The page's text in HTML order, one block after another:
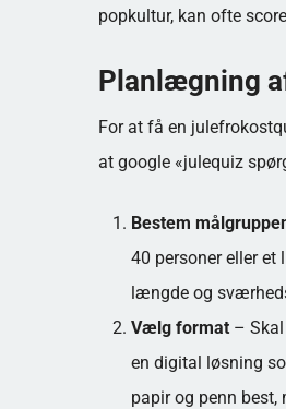
popkultur, kan ofte
Planlægning
For at få en
at google «julequiz
Bestem
40 personer eller et
længde og
Vælg format –
en digital løsning
papir og penn best,